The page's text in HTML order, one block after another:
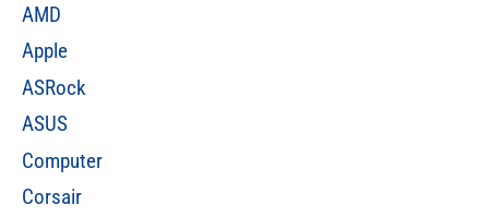
AMD
Apple
ASRock
ASUS
Computer
Corsair